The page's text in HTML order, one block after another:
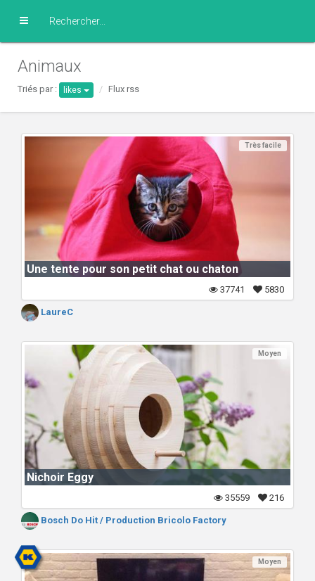
Animaux
Triés par : likes Flux rss
Très facile
Une tente pour son petit chat ou chaton
5830
37741
LaureC
Moyen
Nichoir Eggy
216
35559
Bosch Do Hit / Production Bricolo Factory
Moyen